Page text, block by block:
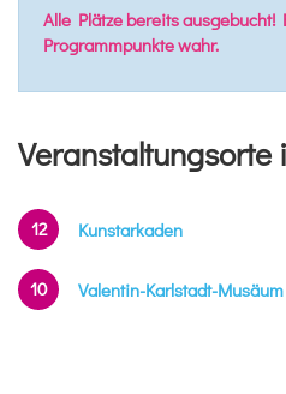
Alle Plätze bereits ausgebucht!
Programmpunkte wahr.
12 Kunstarkaden
10 Valentin-Karlstadt-Musäum